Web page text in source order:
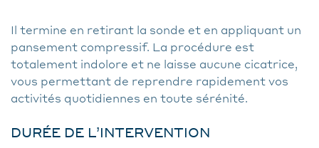
Il termine en retirant la sonde et en appliquant un
pansement compressif. La procédure est
totalement indolore et ne laisse aucune cicatrice,
vous permettant de reprendre rapidement vos
activités quotidiennes en toute sérénité.
DURÉE DE L’INTERVENTION